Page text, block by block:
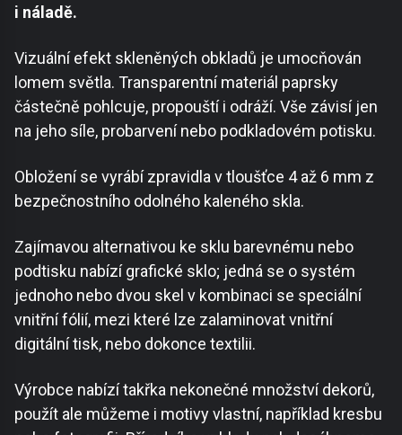
i náladě.
Vizuální efekt skleněných obkladů je umocňován
lomem světla. Transparentní materiál paprsky
částečně pohlcuje, propouští i odráží. Vše závisí jen
na jeho síle, probarvení nebo podkladovém potisku.
Obložení se vyrábí zpravidla v tloušťce 4 až 6 mm z
bezpečnostního odolného kaleného skla.
Zajímavou alternativou ke sklu barevnému nebo
podtisku nabízí grafické sklo; jedná se o systém
jednoho nebo dvou skel v kombinaci se speciální
vnitřní fólií, mezi které lze zalaminovat vnitřní
digitální tisk, nebo dokonce textilii.
Výrobce nabízí takřka nekonečné množství dekorů,
použít ale můžeme i motivy vlastní, například kresbu